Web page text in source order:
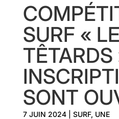
SURF «
TÊTARDS
SONT
7 JUIN 2024| SURF, UNE